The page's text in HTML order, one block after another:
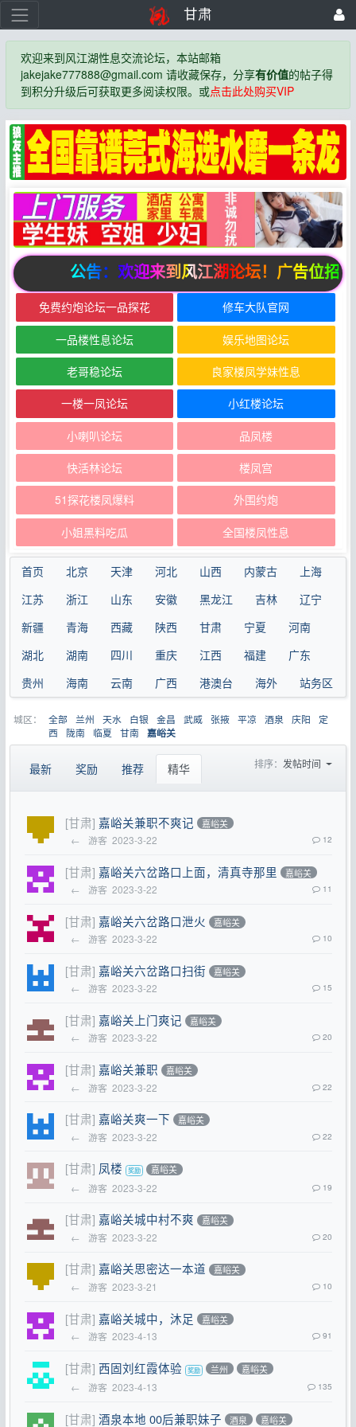
甘肃
欢迎来到风江湖性息交流论坛，本站邮箱
jakejake777888@gmail.com 请收藏保存，分享有价值的帖子得
到积分升级后可获取更多阅读权限。或点击此处购买VIP
公告：欢迎来到风江湖论坛！广告位招商
免费约炮论坛一品探花 修车大队官网
一品楼性息论坛 娱乐地图论坛
老哥稳论坛 良家楼凤学妹性息
一楼一凤论坛 小红楼论坛
小喇叭论坛 品凤楼
快活林论坛 楼凤宫
51探花楼凤爆料 外围约炮
小姐黑料吃瓜 全国楼凤性息
首页 北京 天津 河北 山西 内蒙古
上海
江苏
浙江 山东 安徽 黑龙江 吉林
辽宁
新疆
青海 西藏 陕西 甘肃 宁夏
河南
湖北
湖南 四川 重庆 江西 福建
广东
贵州
海南 云南 广西 港澳台 海外 站务区
城区： 全部 兰州 天水 白银 金昌 武威 张掖 平凉 酒泉 庆阳
定
西
陇南 临夏 甘南 嘉峪关
最新 奖励 推荐 精华 排序： 发帖时间
[甘肃] 嘉峪关兼职不爽记 嘉峪关
← 游客 2023-3-22 12
[甘肃] 嘉峪关六岔路口上面，清真寺那里 嘉峪关
← 游客 2023-3-22 11
[甘肃] 嘉峪关六岔路口泄火 嘉峪关
← 游客 2023-3-22 10
[甘肃] 嘉峪关六岔路口扫街 嘉峪关
← 游客 2023-3-22 15
[甘肃] 嘉峪关上门爽记 嘉峪关
← 游客 2023-3-22 20
[甘肃] 嘉峪关兼职 嘉峪关
← 游客 2023-3-22 22
[甘肃] 嘉峪关爽一下 嘉峪关
← 游客 2023-3-22 22
[甘肃] 凤楼 嘉峪关
← 游客 2023-3-22 19
[甘肃] 嘉峪关城中村不爽 嘉峪关
← 游客 2023-3-22 20
[甘肃] 嘉峪关思密达一本道 嘉峪关
← 游客 2023-3-21 10
[甘肃] 嘉峪关城中，沐足 嘉峪关
← 游客 2023-4-13 91
[甘肃] 西固刘红霞体验 兰州 嘉峪关
← 游客 2023-4-13 135
[甘肃] 酒泉本地 00后兼职妹子 酒泉 嘉峪关